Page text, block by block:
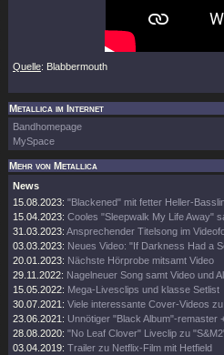
Quelle: Blabbermouth
Metallica im Internet
Bandhomepage
MySpace
Mehr von Metallica
News
15.08.2023: "Blackened" mit fetter Heller-
15.04.2023: Cooles "Sleepwalk My Life Away"
31.03.2023: Ansprechender Titelsong im
03.03.2023: Neues Video: "If Darkness Had a
20.01.2023: Nächste Hörprobe mitsamt Video
29.11.2022: Nagelneuer Song samt Video und
15.05.2022: Mega-Livesclips und klasse Setlist
30.07.2021: Viele interessante Cover-Videos
23.06.2021: Unnötiger "Black Album"-remaster
28.08.2020: "No Leaf Clover" Liveclip zu
03.04.2019: Trailer zu Netflix-Film mit Hetfield